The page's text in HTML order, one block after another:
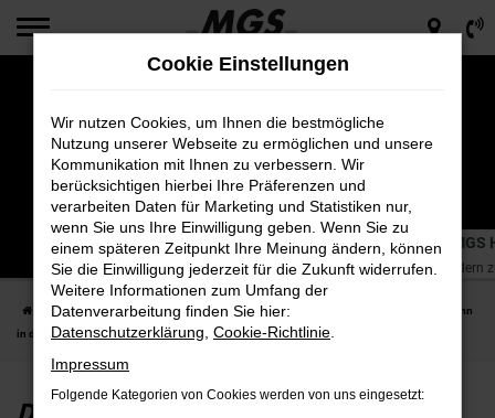
Zum
Hauptinhalt
Die Anfänge von MGS: Wie alles begann in der MGS
Die Geschichte von MGS: Von Zweirädern
Startseite Unternehmen Neuigkeiten
Die Anfänge von MGS: Wie alles begann
in der MGS History
Cookie Einstellungen
Wir nutzen Cookies, um Ihnen die bestmögliche
Nutzung unserer Webseite zu ermöglichen und unsere
Kommunikation mit Ihnen zu verbessern. Wir
berücksichtigen hierbei Ihre Präferenzen und
verarbeiten Daten für Marketing und Statistiken nur,
wenn Sie uns Ihre Einwilligung geben. Wenn Sie zu
einem späteren Zeitpunkt Ihre Meinung ändern, können
Sie die Einwilligung jederzeit für die Zukunft widerrufen.
Weitere Informationen zum Umfang der
Datenverarbeitung finden Sie hier:
Datenschutzerklärung Cookie-Richtlinie
Impressum
Folgende Kategorien von Cookies werden von uns eingesetzt: